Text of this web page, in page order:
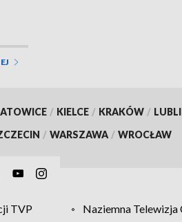
/ KIELCE / KRAKÓW /
/ WARSZAWA / WROCŁAW
TVP Naziemna